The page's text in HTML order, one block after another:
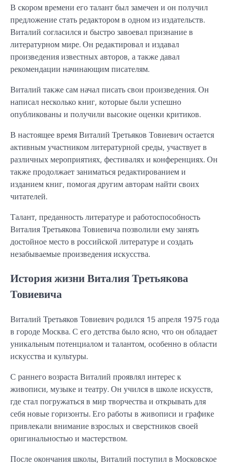
В скором времени его талант был замечен и он получил
предложение стать редактором в одном из издательств.
Виталий согласился и быстро завоевал признание в
литературном мире. Он редактировал и издавал
произведения известных авторов, а также давал
рекомендации начинающим писателям.
Виталий также сам начал писать свои произведения. Он
написал несколько книг, которые были успешно
опубликованы и получили высокие оценки критиков.
В настоящее время Виталий Третьяков Товиевич остается
активным участником литературной среды, участвует в
различных мероприятиях, фестивалях и конференциях. Он
также продолжает заниматься редактированием и
изданием книг, помогая другим авторам найти своих
читателей.
Талант, преданность литературе и работоспособность
Виталия Третьякова Товиевича позволили ему занять
достойное место в российской литературе и создать
незабываемые произведения искусства.
История жизни Виталия Третьякова
Товиевича
Виталий Третьяков Товиевич родился 15 апреля 1975 года
в городе Москва. С его детства было ясно, что он обладает
уникальным потенциалом и талантом, особенно в области
искусства и культуры.
С раннего возраста Виталий проявлял интерес к
живописи, музыке и театру. Он учился в школе искусств,
где стал погружаться в мир творчества и открывать для
себя новые горизонты. Его работы в живописи и графике
привлекали внимание взрослых и сверстников своей
оригинальностью и мастерством.
После окончания школы, Виталий поступил в Московское